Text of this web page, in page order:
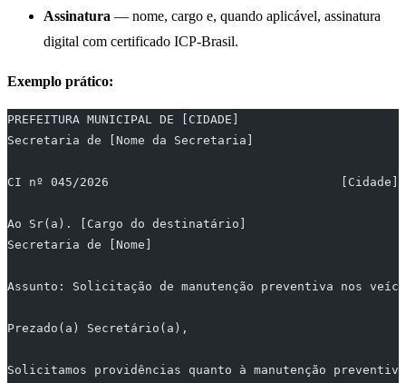
Assinatura — nome, cargo e, quando aplicável, assinatura
digital com certificado ICP-Brasil.
Exemplo prático:
PREFEITURA MUNICIPAL DE [CIDADE]
Secretaria de [Nome da Secretaria]
CI nº 045/2026                                [Cidade],
Ao Sr(a). [Cargo do destinatário]
Secretaria de [Nome]
Assunto: Solicitação de manutenção preventiva nos
Prezado(a) Secretário(a),
Solicitamos providências quanto à manutenção